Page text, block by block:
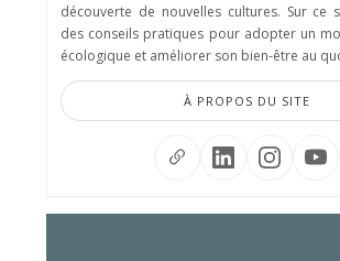
découverte de nouvelles cultures. Sur ce
des conseils pratiques pour adopter un
écologique et améliorer son bien-être au
À PROPOS DU SITE